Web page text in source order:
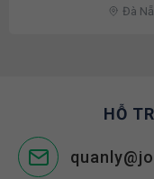
Đà
HỖ